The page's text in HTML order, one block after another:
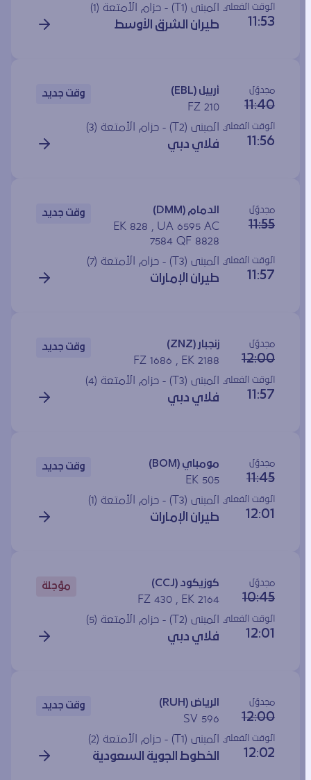
الوقت الفعلي
11:53
المبنى (T1) - حزام الأمتعة (1)
طيران الشرق الأوسط
مجدوَل
11:40
أربيل (EBL)
FZ 210
وقت جديد
الوقت الفعلي
11:56
المبنى (T2) - حزام الأمتعة (3)
فلاي دبي
مجدوَل
11:55
الدمام (DMM)
EK 828 , UA 6595 AC
7584 QF 8828
وقت جديد
الوقت الفعلي
11:57
المبنى (T3) - حزام الأمتعة (7)
طيران الإمارات
مجدوَل
12:00
زنجبار (ZNZ)
FZ 1686 , EK 2188
وقت جديد
الوقت الفعلي
11:57
المبنى (T3) - حزام الأمتعة (4)
فلاي دبي
مجدوَل
11:45
مومباي (BOM)
EK 505
وقت جديد
الوقت الفعلي
12:01
المبنى (T3) - حزام الأمتعة (1)
طيران الإمارات
مجدوَل
10:45
كوزيكود (CCJ)
FZ 430 , EK 2164
مؤجلة
الوقت الفعلي
12:01
المبنى (T2) - حزام الأمتعة (5)
فلاي دبي
مجدوَل
12:00
الرياض (RUH)
SV 596
وقت جديد
الوقت الفعلي
12:02
المبنى (T1) - حزام الأمتعة (2)
الخطوط الجوية السعودية